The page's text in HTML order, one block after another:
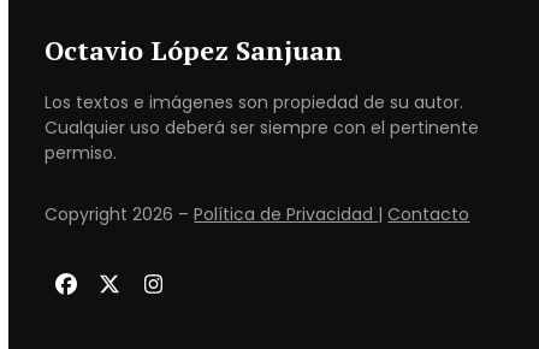
Octavio López Sanjuan
Los textos e imágenes son propiedad de su autor.
Cualquier uso deberá ser siempre con el pertinente
permiso.
Copyright 2026 –Política de Privacidad |Contacto
Facebook
TwitterInstagram